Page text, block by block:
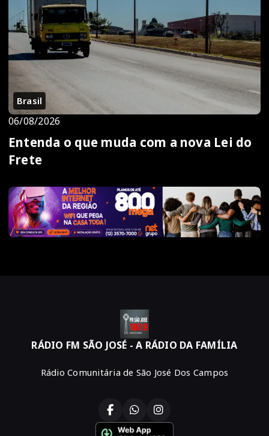
Brasil
06/08/2026
Entenda o que muda com a nova Lei do
Frete
RÁDIO FM SÃO JOSÉ - A RÁDIO DA FAMÍLIA
Rádio Comunitária de São José Dos Campos